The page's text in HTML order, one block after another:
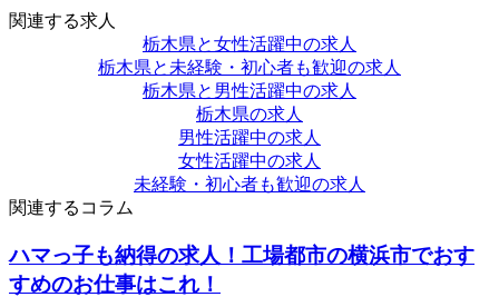
関連する求人
栃木県と女性活躍中の求人
栃木県と未経験・初心者も歓迎の求人
栃木県と男性活躍中の求人
栃木県の求人
男性活躍中の求人
女性活躍中の求人
未経験・初心者も歓迎の求人
関連するコラム
ハマっ子も納得の求人！工場都市の横浜市でおす
すめのお仕事はこれ！